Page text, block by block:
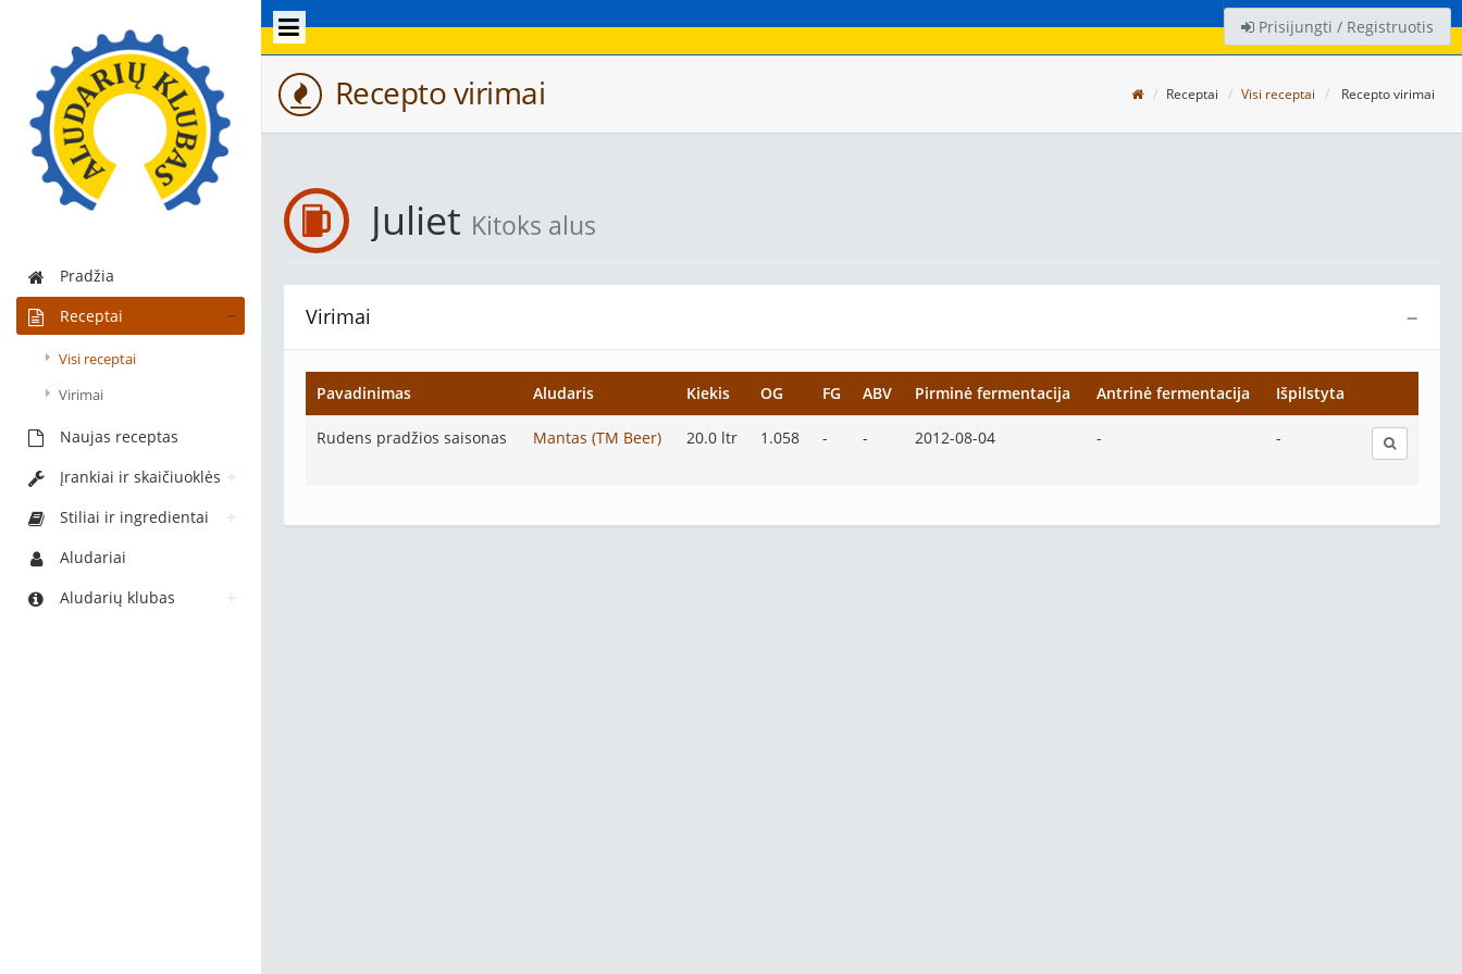
Pradžia
Receptai
Visi receptai
Virimai
Naujas receptas
Įrankiai ir skaičiuoklės
Stiliai ir ingredientai
Aludariai
Aludarių klubas
Prisijungti / Registruotis
Recepto virimai Receptai Visi receptai Recepto virimai
Juliet Kitoks alus
−
Virimai
Pavadinimas Aludaris Kiekis OG FG ABV Pirminė fermentacija Antrinė fermentacija Išpilstyta
Rudens pradžios saisonas Mantas (TM Beer) 20.0 ltr 1.058 - - 2012-08-04 - -